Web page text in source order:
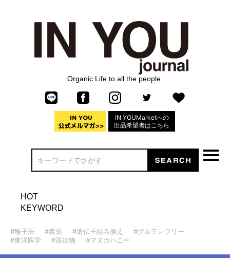
Organic Life to all the people.
IN YOUMarketへの
出品希望者はこちら
HOT
KEYWORD
#種子法 #農薬 #遺伝子組み換え
#グルテンフリー
#東洋医学
#添加物 #マヌカハニー